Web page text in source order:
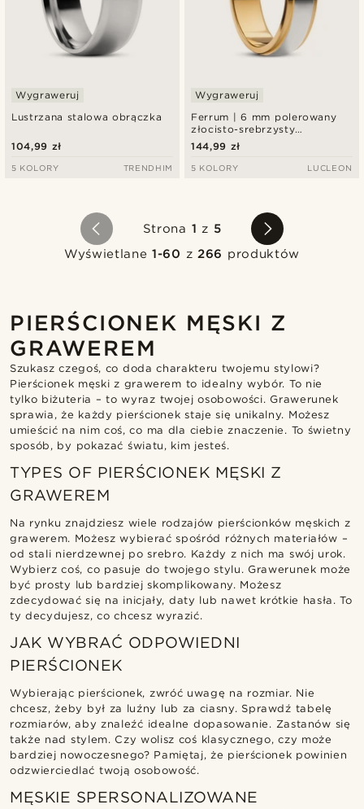
Lustrzana stalowa obrączka
Wygraweruj
104,99 zł
5 KOLORY TRENDHIM
Ferrum | 6 mm polerowany
złocisto-srebrzysty
pierścionek z podwyższonym
profilem ze stali nierdzewnej
Wygraweruj
144,99 zł
5 KOLORY LUCLEON
Strona 1 z 5
Wyświetlane1-60 z266 produktów
PIERŚCIONEK MĘSKI Z
GRAWEREM
Szukasz czegoś, co doda charakteru twojemu stylowi?
Pierścionek męski z grawerem to idealny wybór. To nie
tylko biżuteria – to wyraz twojej osobowości. Grawerunek
sprawia, że każdy pierścionek staje się unikalny. Możesz
umieścić na nim coś, co ma dla ciebie znaczenie. To świetny
sposób, by pokazać światu, kim jesteś.
TYPES OF PIERŚCIONEK MĘSKI Z
GRAWEREM
Na rynku znajdziesz wiele rodzajów pierścionków męskich z
grawerem. Możesz wybierać spośród różnych materiałów –
od stali nierdzewnej po srebro. Każdy z nich ma swój urok.
Wybierz coś, co pasuje do twojego stylu. Grawerunek może
być prosty lub bardziej skomplikowany. Możesz
zdecydować się na inicjały, daty lub nawet krótkie hasła. To
ty decydujesz, co chcesz wyrazić.
JAK WYBRAĆ ODPOWIEDNI
PIERŚCIONEK
Wybierając pierścionek, zwróć uwagę na rozmiar. Nie
chcesz, żeby był za luźny lub za ciasny. Sprawdź tabelę
rozmiarów, aby znaleźć idealne dopasowanie. Zastanów się
także nad stylem. Czy wolisz coś klasycznego, czy może
bardziej nowoczesnego? Pamiętaj, że pierścionek powinien
odzwierciedlać twoją osobowość.
MĘSKIE SPERSONALIZOWANE